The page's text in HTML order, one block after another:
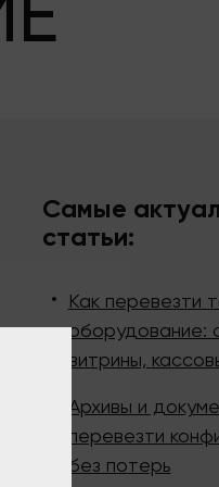
Самые
статьи:
Как перевезти
оборудование:
витрины,
Архивы и
перевезти
без потерь